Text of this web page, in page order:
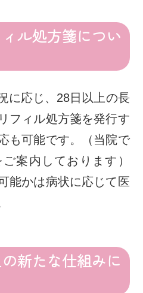
ル処方箋につい
に応じ、28日以上の長
フィル処方箋を発行す
も可能です。（当院で
案内しております）
能かは病状に応じて医
新たな仕組みに